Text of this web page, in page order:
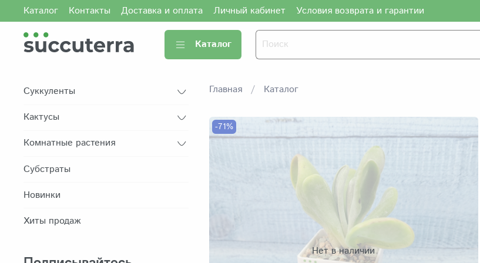
Каталог Контакты Доставка и оплата Личный кабинет Условия возврата и гарантии
Каталог
Главная Каталог
Нет в наличии
-71%
Суккуленты
Кактусы
Комнатные растения
Субстраты
Новинки
Хиты продаж